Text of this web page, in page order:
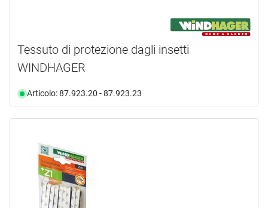
Tessuto di protezione dagli insetti
WINDHAGER
Articolo: 87.923.20 - 87.923.23